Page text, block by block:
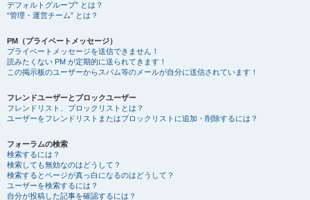
デフォルトグループ” とは？
“管理・運営チーム” とは？
PM（プライベートメッセージ）
プライベートメッセージを送信できません！
読みたくない PM が定期的に送られてきます！
この掲示板のユーザーからスパム等のメールが自分に送信されています！
フレンドユーザーとブロックユーザー
フレンドリスト、ブロックリストとは？
ユーザーをフレンドリストまたはブロックリストに追加・削除するには？
フォーラムの検索
検索するには？
検索しても無効なのはどうして？
検索するとページが真っ白になるのはどうして？
ユーザーを検索するには？
自分が投稿した記事を確認するには？